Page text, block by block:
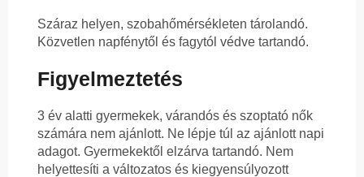
Száraz helyen, szobahőmérsékleten tárolandó.
Közvetlen napfénytől és fagytól védve tartandó.
Figyelmeztetés
3 év alatti gyermekek, várandós és szoptató nők
számára nem ajánlott. Ne lépje túl az ajánlott napi
adagot. Gyermekektől elzárva tartandó. Nem
helyettesíti a változatos és kiegyensúlyozott